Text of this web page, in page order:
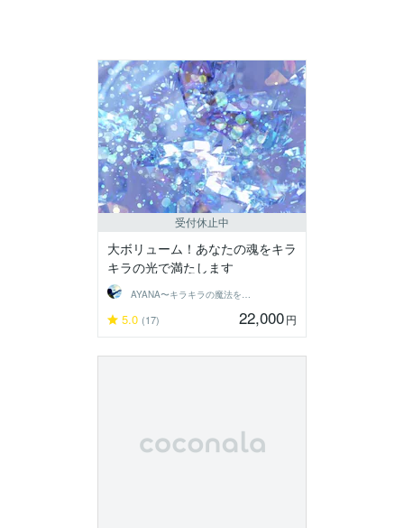
受付休止中
大ボリューム！あなたの魂をキラ
キラの光で満たします
AYANA〜キラキラの魔法をあなたに〜
5.0 (17) 22,000円